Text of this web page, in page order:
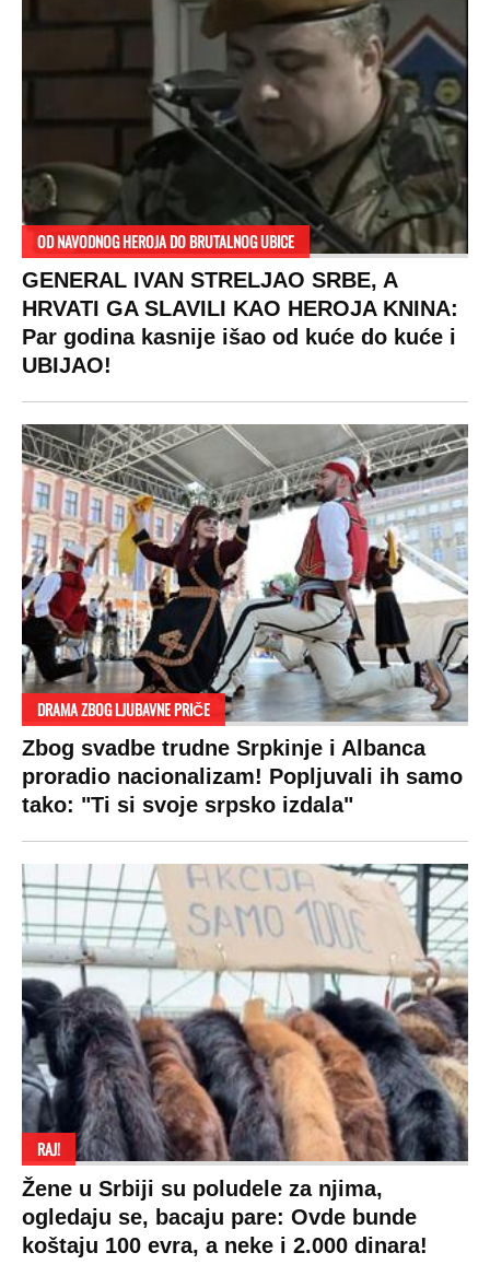
Hronika
Beograd
Zasadi drvo
Kosovo
Sudbine
SHOWBIZ
Rijaliti
Zvezde
Holivud
Kviz
SPORT
Fudbal
Košarka
Tenis
Ostali sportovi
Navijači
Showtime
VIRALNO
Bizar
Svaštara
Tiktok
LIFESTYLE
Život
Stil
Ljubav
Kultura
SVET
Planeta
Globalno zagrevanje
Makedonija
Auto
MONDO INC.
Impressum
Kontakt
Politika privatnosti
Privacy policy
Terms of service
Prijatelji sajta
Pratite nas na: